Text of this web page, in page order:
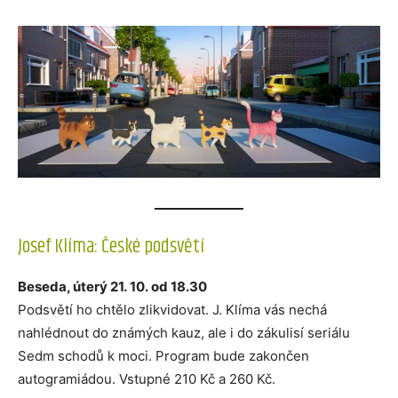
Josef Klíma: České podsvětí
Beseda, úterý 21. 10. od 18.30
Podsvětí ho chtělo zlikvidovat. J. Klíma vás nechá
nahlédnout do známých kauz, ale i do zákulisí seriálu
Sedm schodů k moci. Program bude zakončen
autogramiádou. Vstupné 210 Kč a 260 Kč.